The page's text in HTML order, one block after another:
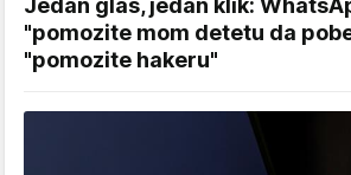
Jedan glas, jedan klik:
"pomozite mom detetu da
"pomozite hakeru"